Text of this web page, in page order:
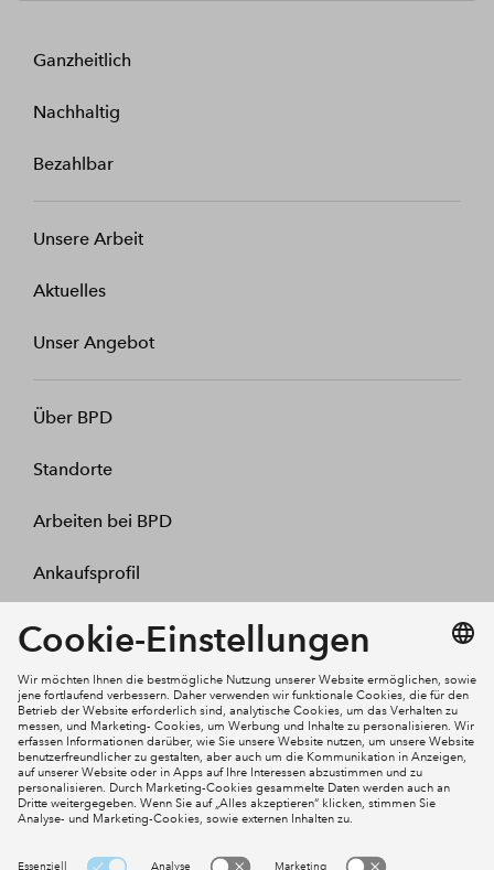
Ganzheitlich
Nachhaltig
Bezahlbar
Unsere Arbeit
Aktuelles
Unser Angebot
Über BPD
Standorte
Arbeiten bei BPD
Ankaufsprofil
Kontakt
Mein Konto
Social Media